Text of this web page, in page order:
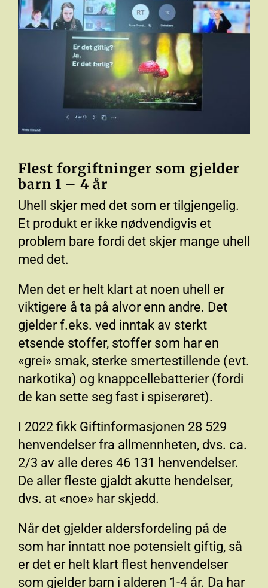
Flest forgiftninger som gjelder
barn 1 – 4 år
Uhell skjer med det som er tilgjengelig.
Et produkt er ikke nødvendigvis et
problem bare fordi det skjer mange uhell
med det.
Men det er helt klart at noen uhell er
viktigere å ta på alvor enn andre. Det
gjelder f.eks. ved inntak av sterkt
etsende stoffer, stoffer som har en
«grei» smak, sterke smertestillende (evt.
narkotika) og knappcellebatterier (fordi
de kan sette seg fast i spiserøret).
I 2022 fikk Giftinformasjonen 28 529
henvendelser fra allmennheten, dvs. ca.
2/3 av alle deres 46 131 henvendelser.
De aller fleste gjaldt akutte hendelser,
dvs. at «noe» har skjedd.
Når det gjelder aldersfordeling på de
som har inntatt noe potensielt giftig, så
er det er helt klart flest henvendelser
som gjelder barn i alderen 1-4 år. Da har